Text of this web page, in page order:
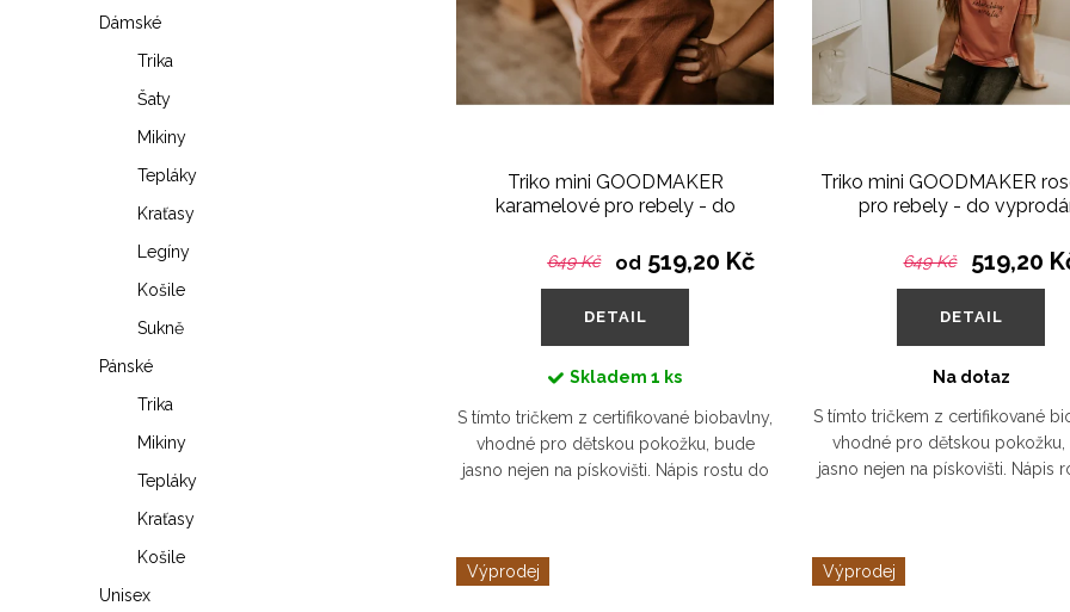
Dámské
Trika
Šaty
Mikiny
Tepláky
Kraťasy
Legíny
Košile
Sukně
Pánské
Trika
Mikiny
Tepláky
Kraťasy
Košile
Unisex
ů
p
Triko mini GOODMAKER
karamelové pro rebely - do
649 Kč od 519,20 Kč
DETAIL
Skladem1 ks
S tímto tričkem z certifikované biobavlny,
vhodné pro dětskou pokožku, bude
jasno nejen na pískovišti. Nápis rostu do
Triko mini GOODMAKER
pro rebely - do
649 Kč 519,20
DETAIL
Na dotaz
S tímto tričkem z certifikované
vhodné pro dětskou pokožku,
jasno nejen na pískovišti. Nápis
Výprodej Výprodej